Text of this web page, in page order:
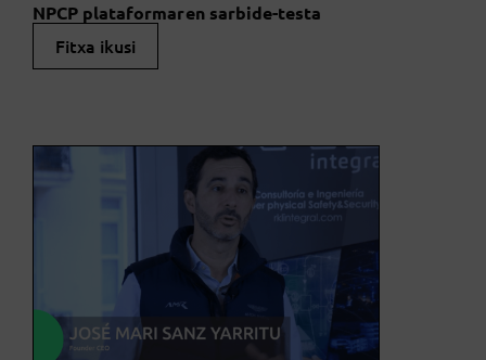
NPCP plataformaren sarbide-testa
Fitxa ikusi